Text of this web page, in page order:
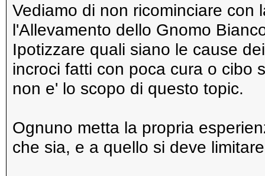
Vediamo di non ricominciare con
l'Allevamento dello Gnomo
Ipotizzare quali siano le cause
incroci fatti con poca cura o cibo
non e' lo scopo di questo topic.
Ognuno metta la propria
che sia, e a quello si deve